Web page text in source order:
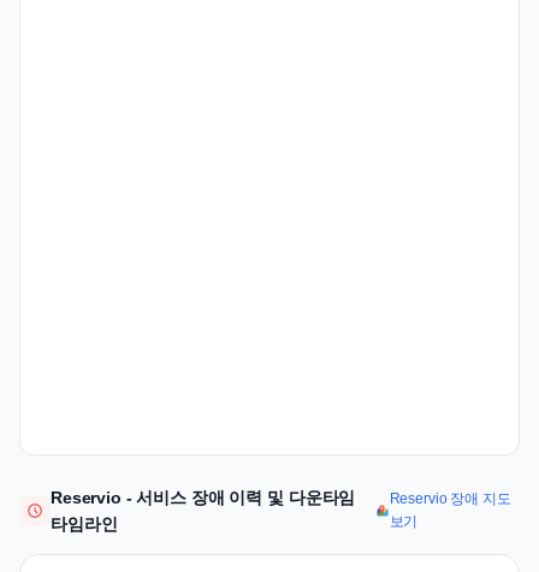
Reservio - 서비스 장애 이력 및 다운타임
타임라인
Reservio 장애 지도
보기